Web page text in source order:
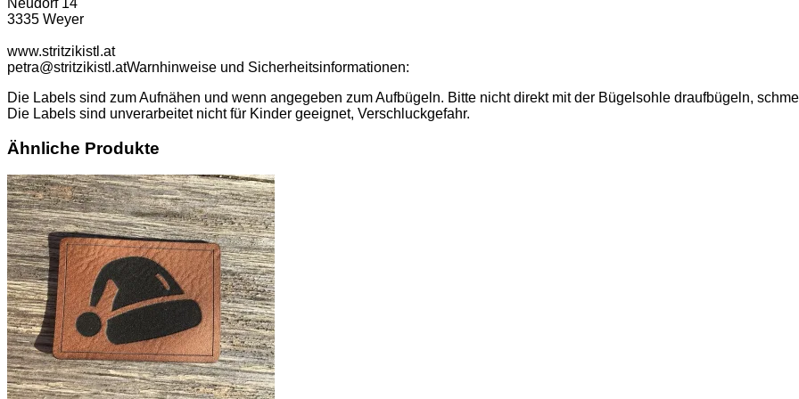
Neudorf 14
3335 Weyer
www.stritzikistl.at
petra@stritzikistl.atWarnhinweise und Sicherheitsinformationen:
Die Labels sind zum Aufnähen und wenn angegeben zum Aufbügeln. Bitte nicht direkt mit der Bügelsohle draufbügeln,
Die Labels sind unverarbeitet nicht für Kinder geeignet, Verschluckgefahr.
Ähnliche Produkte